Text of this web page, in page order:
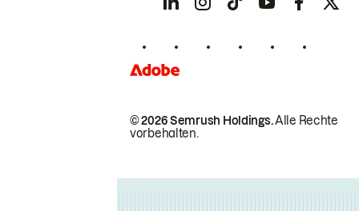
© 2026 Semrush Holdings.Alle Rechte
vorbehalten.